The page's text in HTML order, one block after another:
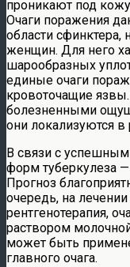
проникают под
Очаги поражения
области сфинктера,
женщин. Для него
шарообразных
единые очаги
кровоточащие
болезненными
они локализуются в
В связи с
форм туберкулеза —
Прогноз
очередь, на
рентгенотерапия,
раствором
может быть
главного очага.